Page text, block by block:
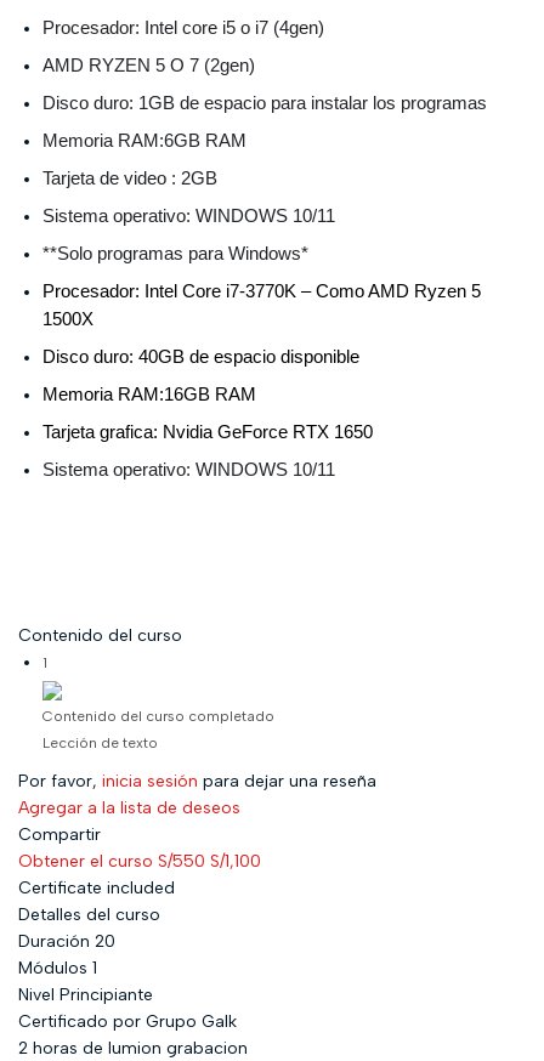
Procesador: Intel core i5 o i7 (4gen)
AMD RYZEN 5 O 7 (2gen)
Disco duro: 1GB de espacio para instalar los programas
Memoria RAM:6GB RAM
Tarjeta de video : 2GB
Sistema operativo: WINDOWS 10/11
**Solo programas para Windows*
Procesador: Intel Core i7-3770K – Como AMD Ryzen 5
1500X
Disco duro: 40GB de espacio disponible
Memoria RAM:16GB RAM
Tarjeta grafica: Nvidia GeForce RTX 1650
Sistema operativo: WINDOWS 10/11
Contenido del curso
1
Contenido del curso completado
Lección de texto
Por favor, inicia sesión para dejar una reseña
Agregar a la lista de deseos
Compartir
Obtener el curso S/550 S/1,100
Certificate included
Detalles del curso
Duración 20
Módulos 1
Nivel Principiante
Certificado por Grupo Galk
2 horas de lumion grabacion